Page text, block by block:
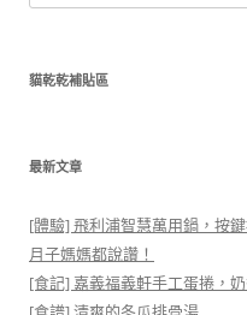
尋
鍵
貓乾乾補貼區
最新文章
[體驗] 飛利浦智慧萬用鍋，按
月子媽媽都說讚！
[食記] 嘉義福義軒手工蛋捲，奶